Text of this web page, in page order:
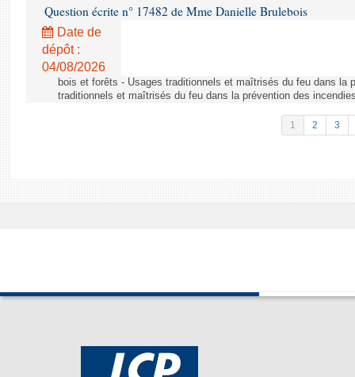
Question écrite n° 17482 de Mme Danielle Brulebois
Date de
dépôt :
04/08/2026
bois et forêts - Usages traditionnels et maîtrisés du feu dans la
traditionnels et maîtrisés du feu dans la prévention des
1 2 3